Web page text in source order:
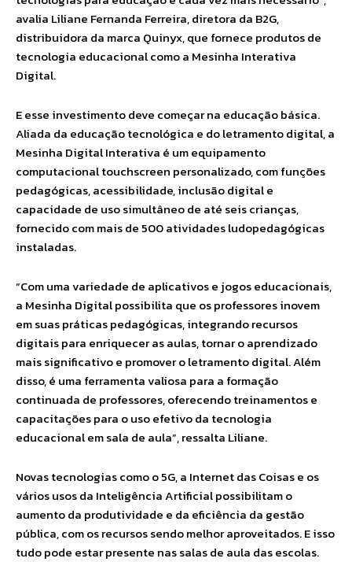
avalia Liliane Fernanda Ferreira, diretora da B2G,
distribuidora da marca Quinyx, que fornece produtos de
tecnologia educacional como a Mesinha Interativa
Digital.
E esse investimento deve começar na educação básica.
Aliada da educação tecnológica e do letramento digital, a
Mesinha Digital Interativa é um equipamento
computacional touchscreen personalizado, com funções
pedagógicas, acessibilidade, inclusão digital e
capacidade de uso simultâneo de até seis crianças,
fornecido com mais de 500 atividades ludopedagógicas
instaladas.
“Com uma variedade de aplicativos e jogos educacionais,
a Mesinha Digital possibilita que os professores inovem
em suas práticas pedagógicas, integrando recursos
digitais para enriquecer as aulas, tornar o aprendizado
mais significativo e promover o letramento digital. Além
disso, é uma ferramenta valiosa para a formação
continuada de professores, oferecendo treinamentos e
capacitações para o uso efetivo da tecnologia
educacional em sala de aula”, ressalta Liliane.
Novas tecnologias como o 5G, a Internet das Coisas e os
vários usos da Inteligência Artificial possibilitam o
aumento da produtividade e da eficiência da gestão
pública, com os recursos sendo melhor aproveitados. E isso
tudo pode estar presente nas salas de aula das escolas.